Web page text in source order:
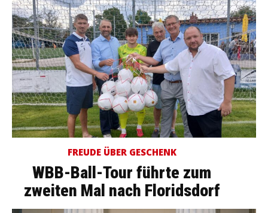
FREUDE ÜBER GESCHENK
WBB-Ball-Tour führte zum
zweiten Mal nach Floridsdorf